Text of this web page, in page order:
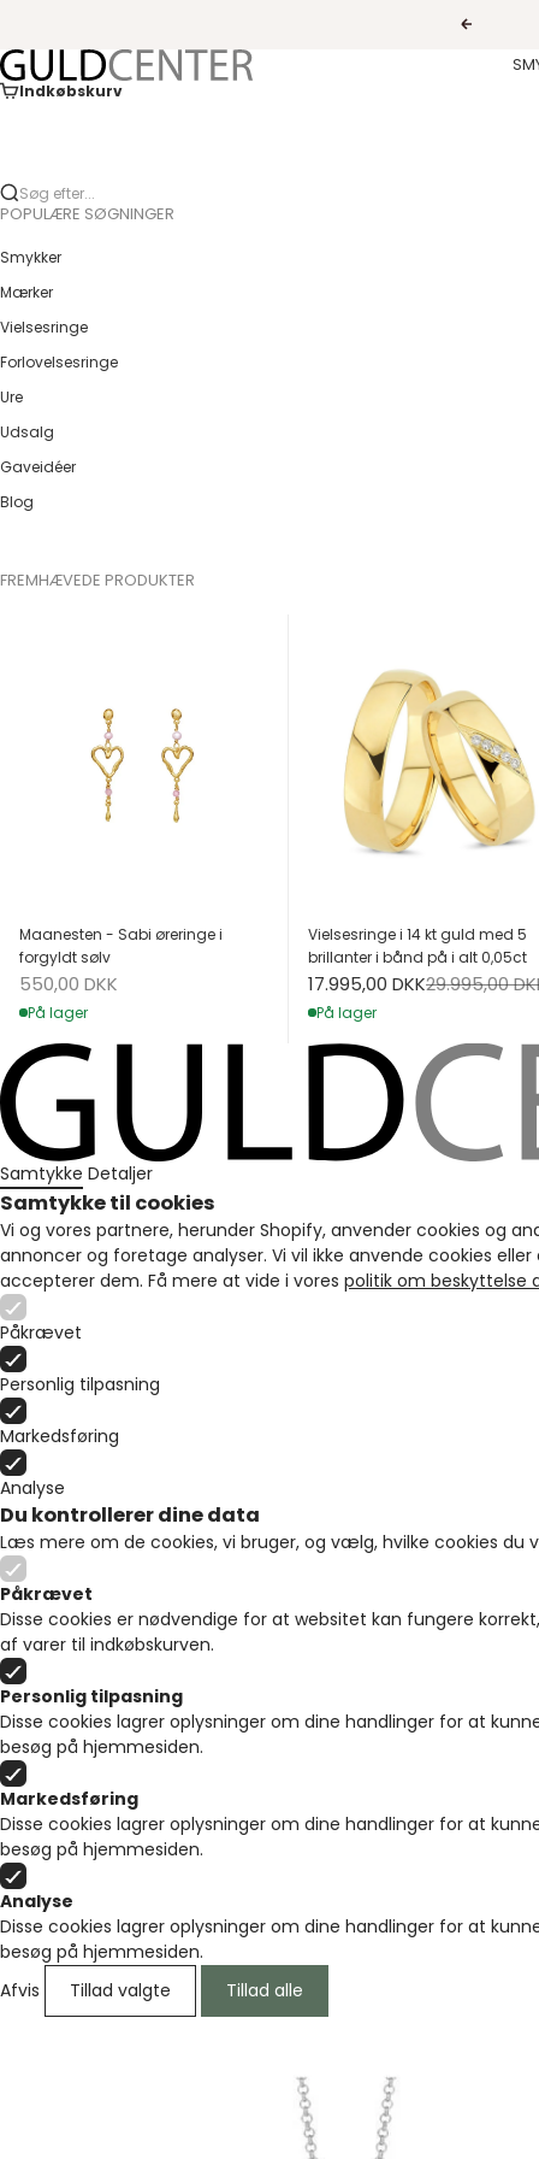
Forrige
Guldcenter
Indkøbskurv
Søg efter...
POPULÆRE SØGNINGER
Smykker
Mærker
Vielsesringe
Forlovelsesringe
Ure
Udsalg
Gaveidéer
Blog
FREMHÆVEDE PRODUKTER
Maanesten - Sabi øreringe i
forgyldt sølv
Salgspris
550,00 DKK
På lager
Vielsesringe i 14 kt guld med 5
brillanter i bånd på i alt 0,05ct
Salgspris
17.995,00 DKKNormalpris
29.995,00
På lager
Samtykke Detaljer
Samtykke til cookies
Vi og vores partnere, herunder Shopify, anvender cookies og
annoncer og foretage analyser. Vi vil ikke anvende cookies
accepterer dem. Få mere at vide i vores politik om beskyttelse
Påkrævet
Personlig tilpasning
Markedsføring
Analyse
Du kontrollerer dine data
Læs mere om de cookies, vi bruger, og vælg, hvilke cookies du
Påkrævet
Disse cookies er nødvendige for at websitet kan fungere
af varer til indkøbskurven.
Personlig tilpasning
Disse cookies lagrer oplysninger om dine handlinger for at
besøg på hjemmesiden.
Markedsføring
Disse cookies lagrer oplysninger om dine handlinger for at
besøg på hjemmesiden.
Analyse
Disse cookies lagrer oplysninger om dine handlinger for at
besøg på hjemmesiden.
Afvis
Tillad valgte Tillad alle